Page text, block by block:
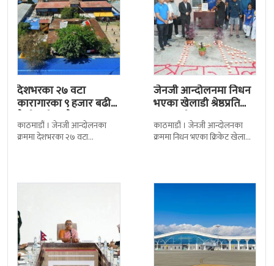
देशभरका २७ वटा
कारागारका ९ हजार बढी
कैदीबन्दी अझै फरार
काठमाडौं । जेनजी आन्दोलनका
क्रममा देशभरका २७ वटा
जेनजी आन्दोलनमा निधन
भएका खेलाडी श्रेष्ठप्रति
श्रद्धाञ्जली
काठमाडौं । जेनजी आन्दोलनका
क्रममा निधन भएका क्रिकेट खेलाडी